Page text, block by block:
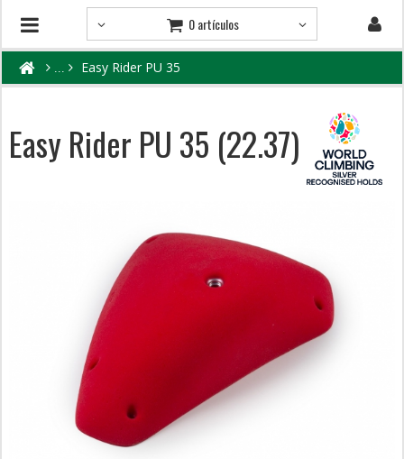
0 artículos
Easy Rider PU 35
Easy Rider PU 35 (22.37)